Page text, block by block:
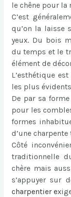
le chêne pour la
C’est
qu’on la laisse
yeux. Du bois
du temps et le
élément de
L’esthétique
les plus
De par sa
pour les
formes
d’une
Côté
traditionnelle
chère mais
s’appuyer sur
charpentier e